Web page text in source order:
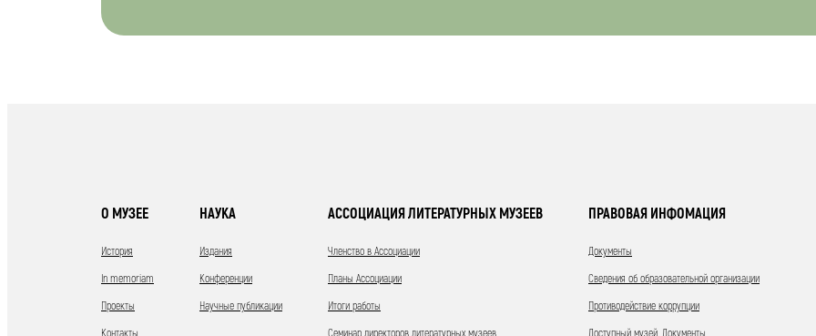
О МУЗЕЕ
История
In memoriam
Проекты
НАУКА
Издания
Конференции
Научные публикации
АССОЦИАЦИЯ ЛИТЕРАТУРНЫХ МУЗЕЕВ
Членство в Ассоциации
Планы Ассоциации
Итоги работы
ПРАВОВАЯ ИНФОМАЦИЯ
Документы
Сведения об образовательной организации
Противодействие коррупции